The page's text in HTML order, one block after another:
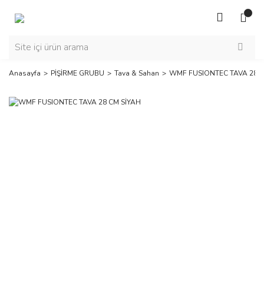
Anasayfa PİŞİRME GRUBU Tava & Sahan WMF FUSIONTEC TAVA 28